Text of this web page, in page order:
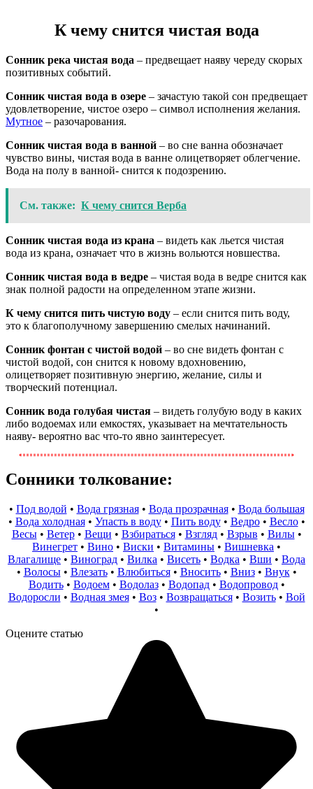
К чему снится чистая вода
Сонник река чистая вода – предвещает наяву череду скорых
позитивных событий.
Сонник чистая вода в озере – зачастую такой сон предвещает
удовлетворение, чистое озеро – символ исполнения желания.
Мутное – разочарования.
Сонник чистая вода в ванной – во сне ванна обозначает
чувство вины, чистая вода в ванне олицетворяет облегчение.
Вода на полу в ванной- снится к подозрению.
См. также: К чему снится Верба
Сонник чистая вода из крана – видеть как льется чистая
вода из крана, означает что в жизнь вольются новшества.
Сонник чистая вода в ведре – чистая вода в ведре снится как
знак полной радости на определенном этапе жизни.
К чему снится пить чистую воду – если снится пить воду,
это к благополучному завершению смелых начинаний.
Сонник фонтан с чистой водой – во сне видеть фонтан с
чистой водой, сон снится к новому вдохновению,
олицетворяет позитивную энергию, желание, силы и
творческий потенциал.
Сонник вода голубая чистая – видеть голубую воду в каких
либо водоемах или емкостях, указывает на мечтательность
наяву- вероятно вас что-то явно заинтересует.
Сонники толкование:
• Под водой • Вода грязная• Вода прозрачная• Вода большая
• Вода холодная• Упасть в воду• Пить воду• Ведро• Весло•
Весы• Ветер• Вещи • Взбираться• Взгляд• Взрыв • Вилы•
Винегрет • Вино • Виски • Витамины • Вишневка •
Влагалище • Виноград • Вилка • Висеть • Водка • Вши • Вода
• Волосы• Влезать• Влюбиться• Вносить• Вниз• Внук•
Водить• Водоем• Водолаз• Водопад• Водопровод•
Водоросли • Водная змея• Воз• Возвращаться• Возить• Вой
•
Оцените статью